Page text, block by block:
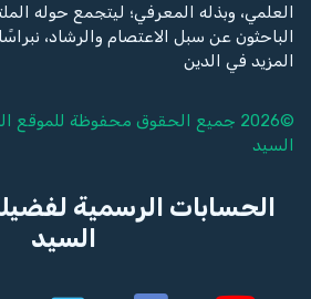
العلمي، وبذله المعرفي؛ ليتجمع حوله
الباحثون عن سبل الاعتصام والرشاد،
المزيد في الدين
©2026 جميع الحقوق محفوظة للموقع الرسمي للشيخ
السيد
الحسابات الرسمية
السيد